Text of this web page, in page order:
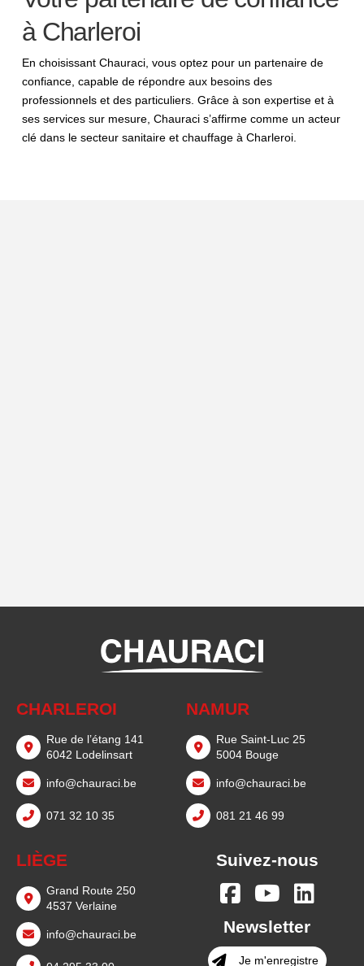
à Charleroi
En choisissant Chauraci, vous optez pour un partenaire de
confiance, capable de répondre aux besoins des
professionnels et des particuliers. Grâce à son expertise et à
ses services sur mesure, Chauraci s’affirme comme un acteur
clé dans le secteur sanitaire et chauffage à Charleroi.
CHARLEROI
Rue de l’étang 141
6042 Lodelinsart
info@chauraci.be
071 32 10 35
NAMUR
Rue Saint-Luc 25
5004 Bouge
info@chauraci.be
081 21 46 99
LIÈGE
Grand Route 250
4537 Verlaine
info@chauraci.be
Suivez-nous
Newsletter
Je m'enregistre